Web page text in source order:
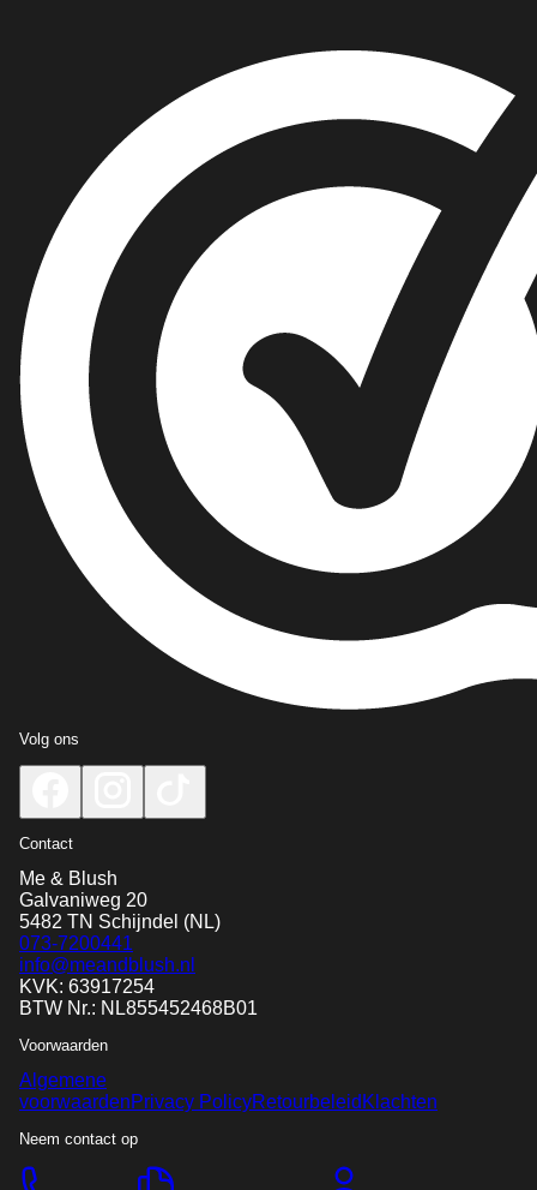
Volg ons
Contact
Me & Blush
Galvaniweg 20
5482 TN Schijndel (NL)
073-7200441
info@meandblush.nl
KVK: 63917254
BTW Nr.: NL855452468B01
Voorwaarden
Algemene
voorwaardenPrivacy PolicyRetourbeleid Klachten
Neem contact op